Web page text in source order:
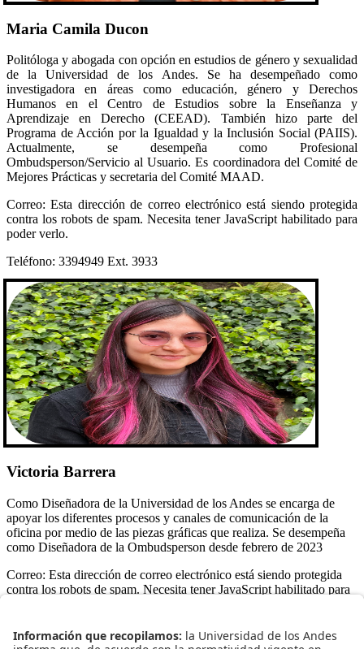
Maria Camila Ducon
Politóloga y abogada con opción en estudios de género y sexualidad
de la Universidad de los Andes. Se ha desempeñado como
investigadora en áreas como educación, género y Derechos
Humanos en el Centro de Estudios sobre la Enseñanza y
Aprendizaje en Derecho (CEEAD). También hizo parte del
Programa de Acción por la Igualdad y la Inclusión Social (PAIIS).
Actualmente, se desempeña como Profesional
Ombudsperson/Servicio al Usuario. Es coordinadora del Comité de
Mejores Prácticas y secretaria del Comité MAAD.
Correo:Esta dirección de correo electrónico está siendo protegida
contra los robots de spam. Necesita tener JavaScript habilitado para
poder verlo.
Teléfono: 3394949 Ext. 3933
Victoria Barrera
Como Diseñadora de la Universidad de los Andes se encarga de
apoyar los diferentes procesos y canales de comunicación de la
oficina por medio de las piezas gráficas que realiza. Se desempeña
como Diseñadora de la Ombudsperson desde febrero de 2023
Correo: Esta dirección de correo electrónico está siendo protegida
contra los robots de spam. Necesita tener JavaScript habilitado para